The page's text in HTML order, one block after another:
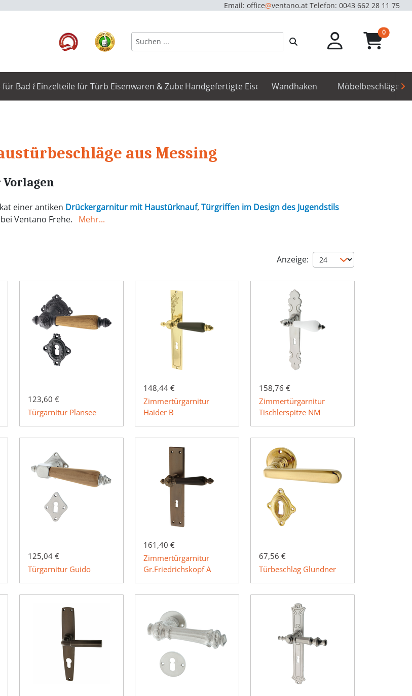
Email: office@ventano.at Telefon: 0043 662 28 11 75
0unread
für Bad & WCEinzelteile für TürbeschlägeEisenwaren & ZubehörHandgefertigte Eisenbeschläge
Wandhaken Möbelbeschläge
aus Messing
einer antiken Drückergarnitur mit Haustürknauf, Türgriffen im Design des Jugendstils
Ventano Frehe. Mehr...
Anzeige:
123,60 €
Türgarnitur Plansee
148,44 €
Zimmertürgarnitur
Haider B
158,76 €
Zimmertürgarnitur
Tischlerspitze NM
125,04 €
Türgarnitur Guido
161,40 €
Zimmertürgarnitur
Gr.Friedrichskopf A
67,56 €
Türbeschlag Glundner